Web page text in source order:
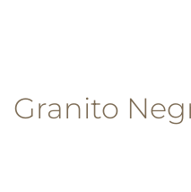
Granito